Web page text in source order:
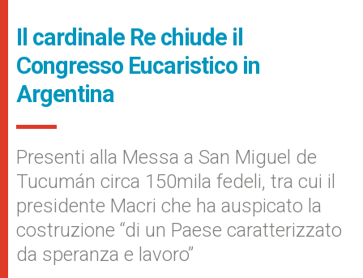
Il cardinale Re chiude il
Congresso Eucaristico in
Argentina
Presenti alla Messa a San Miguel de
Tucumán circa 150mila fedeli, tra cui il
presidente Macri che ha auspicato la
costruzione “di un Paese caratterizzato
da speranza e lavoro”